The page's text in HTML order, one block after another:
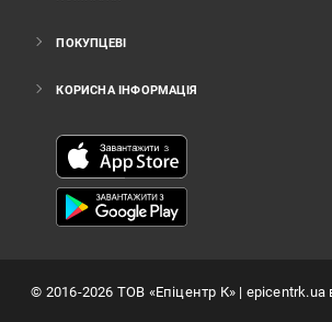
ПОКУПЦЕВІ
КОРИСНА ІНФОРМАЦІЯ
© 2016-2026 ТОВ «Епіцентр К»| epicentrk.ua